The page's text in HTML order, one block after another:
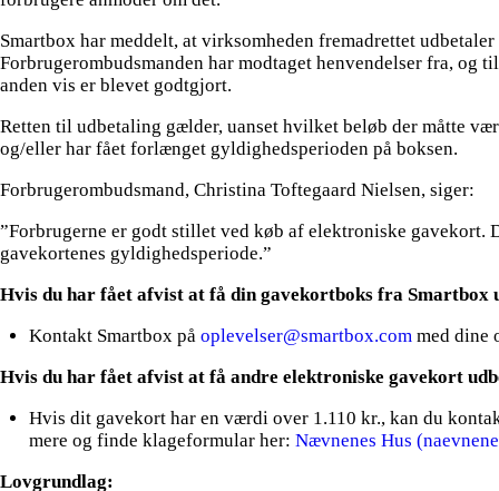
Smartbox har meddelt, at virksomheden fremadrettet
Forbrugerombudsmanden har modtaget henvendelser fra, og
anden vis er blevet godtgjort.
Retten til udbetaling gælder, uanset hvilket beløb der måtte
og/eller har fået forlænget gyldighedsperioden på boksen.
Forbrugerombudsmand, Christina Toftegaard Nielsen, siger:
”Forbrugerne er godt stillet ved køb af elektroniske
gavekortenes gyldighedsperiode.”
Hvis du har fået afvist at få din gavekortboks fra Smartbox
Kontakt Smartbox på oplevelser@smartbox.commed dine
Hvis du har fået afvist at få andre elektroniske gavekort
Hvis dit gavekort har en værdi over 1.110 kr., kan du
mere og finde klageformular her: Nævnenes Hus
Lovgrundlag: